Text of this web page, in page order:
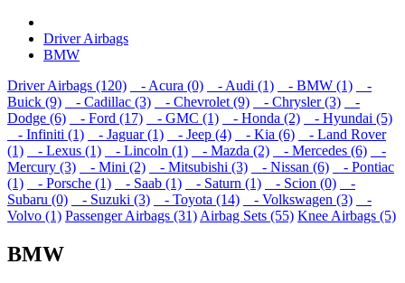
Driver Airbags
BMW
Driver Airbags (120)
- Acura (0) - Audi (1) - BMW (1)
-
Buick (9)
- Cadillac (3) - Chevrolet (9) - Chrysler (3)
-
Dodge (6)
- Ford (17) - GMC (1) - Honda (2)
- Hyundai (5)
- Infiniti (1)
- Jaguar (1) - Jeep (4) - Kia (6)
- Land Rover
(1)
- Lexus (1) - Lincoln (1) - Mazda (2) - Mercedes (6)
-
Mercury (3)
- Mini (2) - Mitsubishi (3) - Nissan (6)
- Pontiac
(1)
- Porsche (1) - Saab (1) - Saturn (1) - Scion (0)
-
Subaru (0)
- Suzuki (3) - Toyota (14) - Volkswagen (3)
-
Volvo (1) Passenger Airbags (31) Airbag Sets (55) Knee Airbags (5)
BMW